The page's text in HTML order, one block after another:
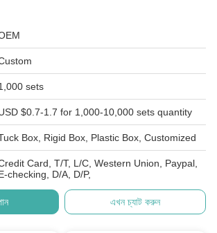
sets
$0.7-1.7 for 1,000-10,000 sets quantity
Box, Rigid Box, Plastic Box, Customized
Card, T/T, L/C, Western Union, Paypal,
checking, D/A, D/P,
এখন চ্যাট করুন